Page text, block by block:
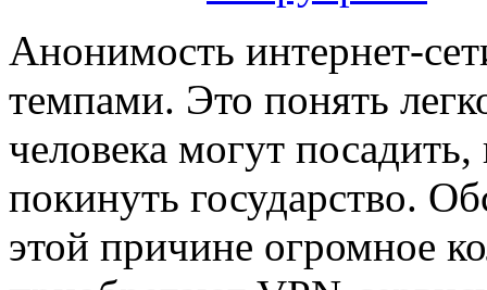
Aнoнимoсть интeрнeт-
темпами. Это понять
человека могут
покинуть государство.
этой причине огромное